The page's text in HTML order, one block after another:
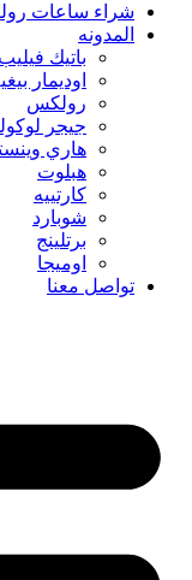
شراء ساعات
المدونه
باتيك فيليب
اوديمار
رولكس
جيجر
هاري
هبلوت
كارتييه
شوبارد
برتلينج
اوميجا
تواصل معنا